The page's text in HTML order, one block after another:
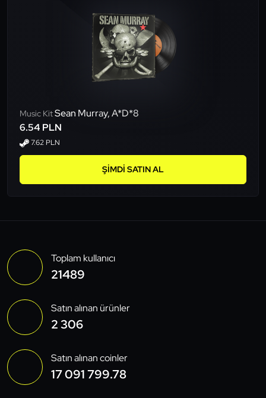
Music KitSean Murray, A*D*8
6.54 PLN
7.62 PLN
ŞIMDI SATIN AL
Toplam kullanıcı
21489
Satın alınan ürünler
2 306
Satın alınan coinler
17 091 799.78